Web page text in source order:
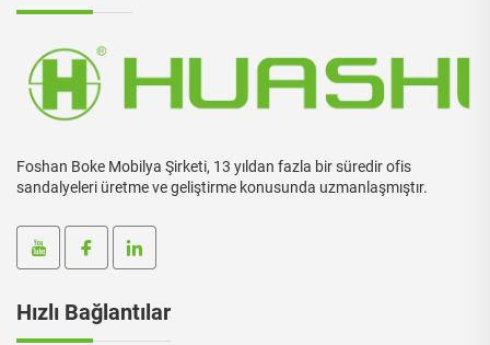
Foshan Boke Mobilya Şirketi, 13 yıldan fazla bir süredir ofis
sandalyeleri üretme ve geliştirme konusunda uzmanlaşmıştır.
Hızlı Bağlantılar